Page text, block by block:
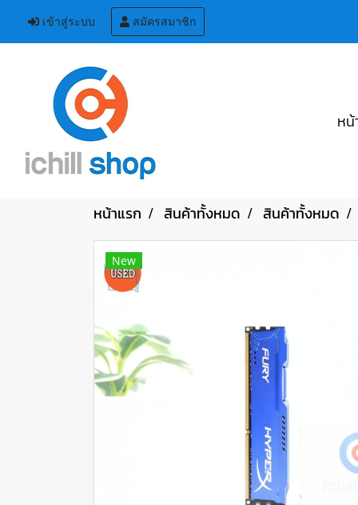
เข้าสู่ระบบ สมัครสมาชิก
ห
หน้าแรก สินค้าทั้งหมด สินค้าทั้งหมด
New